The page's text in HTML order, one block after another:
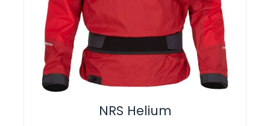
NRS Helium